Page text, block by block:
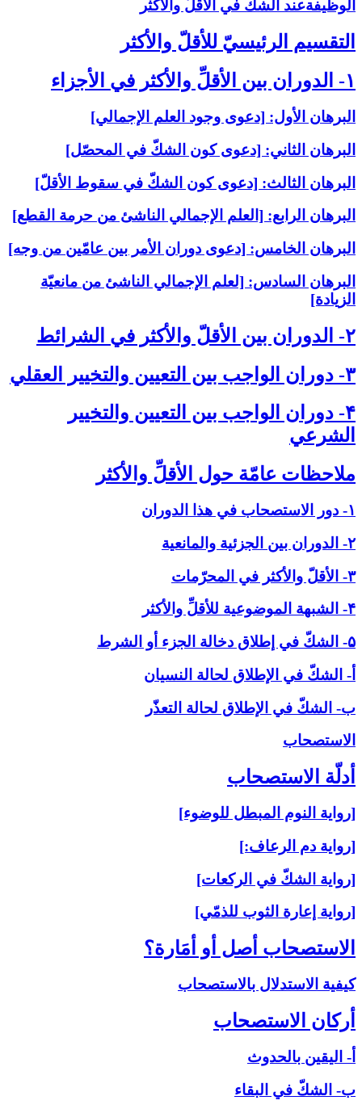
الوظيفةعند الشكّ في الأقلّ والأكثر
التقسيم الرئيسيّ للأقلّ والأكثر
۱- الدوران بين الأقلِّ والأكثر في الأجزاء
البرهان الأول: [دعوى وجود العلم الإجمالي‏]
البرهان الثاني: [دعوى كون الشكّ في المحصّل‏]
البرهان الثالث: [دعوى كون الشكّ في سقوط الأقلّ‏]
البرهان الرابع: [العلم الإجمالي الناشئ من حرمة القطع‏]
البرهان الخامس: [دعوى دوران الأمر بين عامّين من وجه‏]
البرهان السادس: [لعلم الإجمالي الناشئ من مانعيّة
الزيادة]
۲- الدوران بين الأقلّ والأكثر في الشرائط
۳- دوران الواجب بين التعيين والتخيير العقلي‏
۴- دوران الواجب بين التعيين والتخيير
الشرعي‏
ملاحظات عامّة حول الأقلِّ والأكثر
۱- دور الاستصحاب في هذا الدوران
۲- الدوران بين الجزئية والمانعية
۳- الأقلّ والأكثر في المحرّمات
۴- الشبهة الموضوعية للأقلِّ والأكثر
۵- الشكّ في إطلاق دخالة الجزء أو الشرط
أ- الشكّ في الإطلاق لحالة النسيان
ب- الشكّ في الإطلاق لحالة التعذّر
الاستصحاب‏
أدلّة الاستصحاب‏
[رواية النوم المبطل للوضوء]
[رواية دم الرعاف:]
[رواية الشكّ في الركعات]
[رواية إعارة الثوب للذمّي]
الاستصحاب أصل أو أمَارة؟
كيفية الاستدلال بالاستصحاب
أركان الاستصحاب‏
أ- اليقين بالحدوث
ب- الشكّ في البقاء